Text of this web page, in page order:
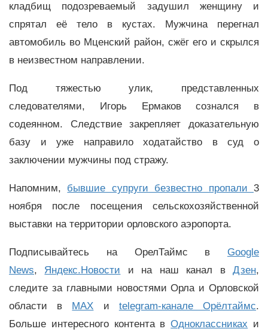
кладбищ подозреваемый задушил женщину и
спрятал её тело в кустах. Мужчина перегнал
автомобиль во Мценский район, сжёг его и скрылся
в неизвестном направлении.
Под тяжестью улик, представленных
следователями, Игорь Ермаков сознался в
содеянном. Следствие закрепляет доказательную
базу и уже направило ходатайство в суд о
заключении мужчины под стражу.
Напомним, бывшие супруги безвестно пропали3
ноября после посещения сельскохозяйственной
выставки на территории орловского аэропорта.
Подписывайтесь на ОрелТаймс в Google
News, Яндекс.Новости и на наш канал вДзен,
следите за главными новостями Орла и Орловской
области в MAX и telegram-канале Орёлтаймс.
Больше интересного контента вОдноклассниках и